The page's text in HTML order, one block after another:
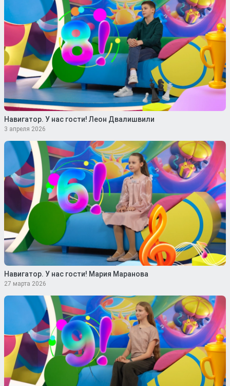
Навигатор. У нас гости! Леон Двалишвили
3 апреля 2026
Навигатор. У нас гости! Мария Маранова
27 марта 2026